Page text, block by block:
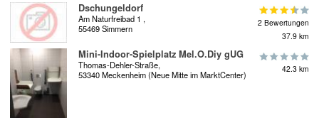
Dschungeldorf
Am Naturfreibad 1 ,
55469 Simmern
2 Bewertungen
37.9 km
Mini-Indoor-Spielplatz Mel.O.Diy gUG
Thomas-Dehler-Straße,
53340 Meckenheim (Neue Mitte im MarktCenter)
42.3 km